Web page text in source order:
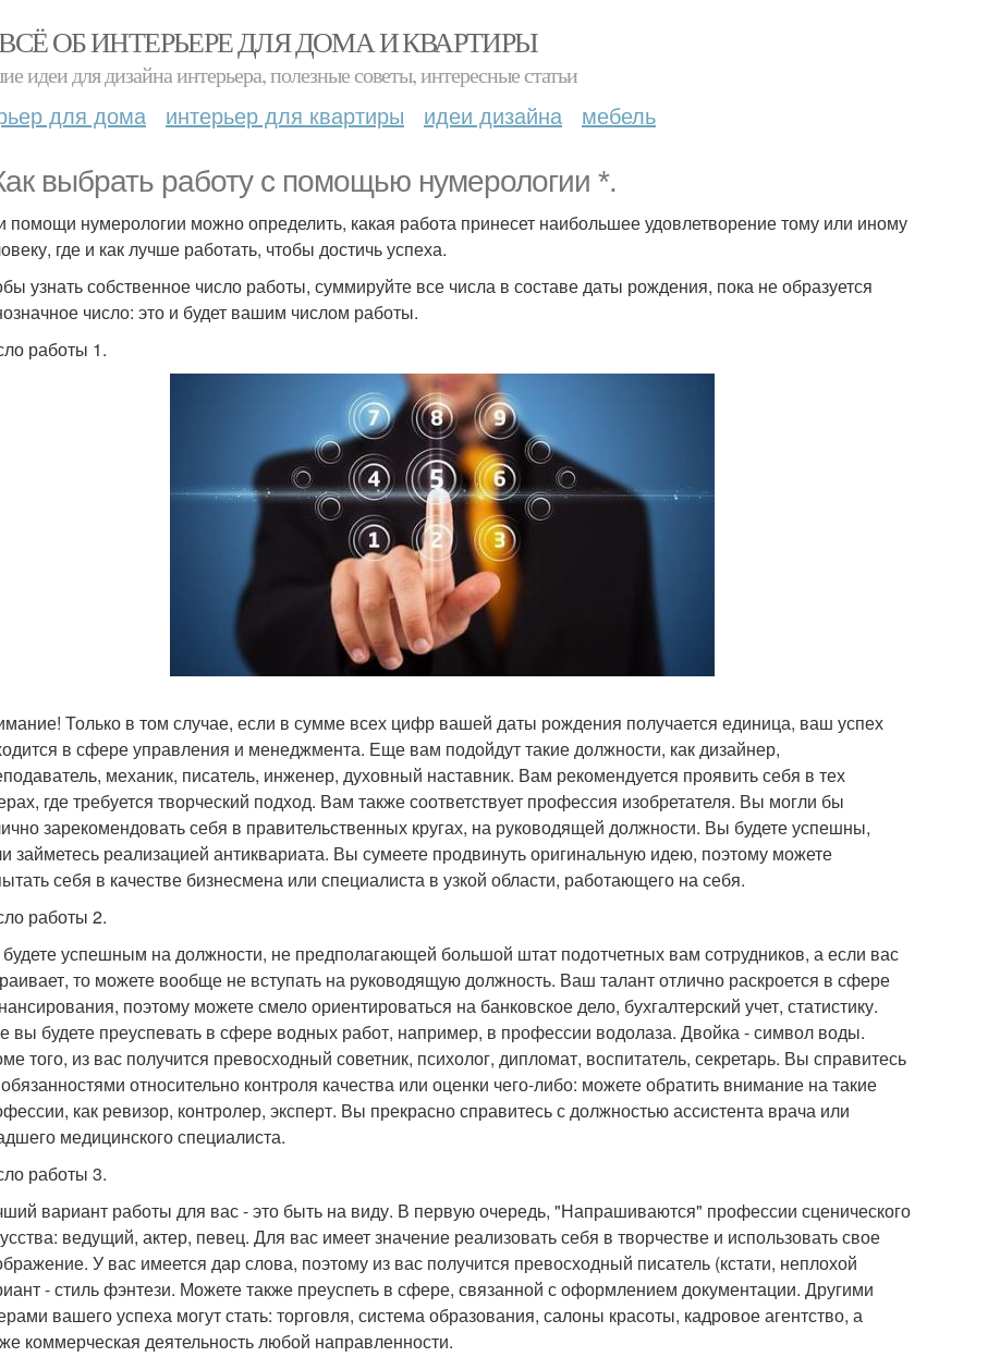
ОБ ИНТЕРЬЕРЕ ДЛЯ ДОМА И КВАРТИРЫ
идеи для дизайна интерьера, полезные советы, интересные статьи
для дома интерьер для квартиры идеи дизайна мебель
выбрать работу с помощью нумерологии *.
помощи нумерологии можно определить, какая работа принесет наибольшее удовлетворение тому или иному
где и как лучше работать, чтобы достичь успеха.
узнать собственное число работы, суммируйте все числа в составе даты рождения, пока не образуется
число: это и будет вашим числом работы.
работы 1.
Только в том случае, если в сумме всех цифр вашей даты рождения получается единица, ваш успех
в сфере управления и менеджмента. Еще вам подойдут такие должности, как дизайнер,
механик, писатель, инженер, духовный наставник. Вам рекомендуется проявить себя в тех
где требуется творческий подход. Вам также соответствует профессия изобретателя. Вы могли бы
зарекомендовать себя в правительственных кругах, на руководящей должности. Вы будете успешны,
займетесь реализацией антиквариата. Вы сумеете продвинуть оригинальную идею, поэтому можете
себя в качестве бизнесмена или специалиста в узкой области, работающего на себя.
работы 2.
успешным на должности, не предполагающей большой штат подотчетных вам сотрудников, а если вас
то можете вообще не вступать на руководящую должность. Ваш талант отлично раскроется в сфере
поэтому можете смело ориентироваться на банковское дело, бухгалтерский учет, статистику.
вы будете преуспевать в сфере водных работ, например, в профессии водолаза. Двойка - символ воды.
того, из вас получится превосходный советник, психолог, дипломат, воспитатель, секретарь. Вы справитесь
относительно контроля качества или оценки чего-либо: можете обратить внимание на такие
как ревизор, контролер, эксперт. Вы прекрасно справитесь с должностью ассистента врача или
медицинского специалиста.
работы 3.
вариант работы для вас - это быть на виду. В первую очередь, "Напрашиваются" профессии сценического
ведущий, актер, певец. Для вас имеет значение реализовать себя в творчестве и использовать свое
У вас имеется дар слова, поэтому из вас получится превосходный писатель (кстати, неплохой
- стиль фэнтези. Можете также преуспеть в сфере, связанной с оформлением документации. Другими
вашего успеха могут стать: торговля, система образования, салоны красоты, кадровое агентство, а
коммерческая деятельность любой направленности.